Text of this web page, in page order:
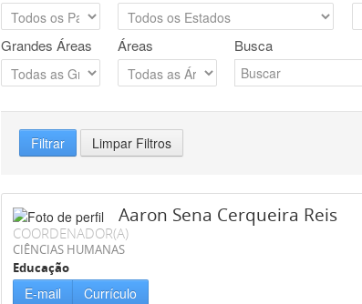
Grandes Áreas Áreas Busca
Filtrar Limpar Filtros
Aaron Sena Cerqueira Reis
COORDENADOR(A)
CIÊNCIAS HUMANAS
Educação
E-mail Currículo